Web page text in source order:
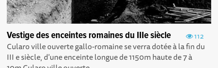
112
Vestige des enceintes romaines du IIIe siècle
Cularo ville ouverte gallo-romaine se verra dotée à la fin du
III e siècle, d'une enceinte longue de 1150m haute de 7 à